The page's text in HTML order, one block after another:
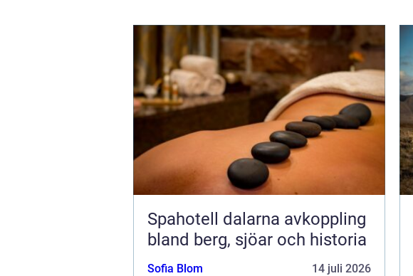
Spahotell dalarna avkoppling
bland berg, sjöar och historia
Sofia Blom 14 juli 2026